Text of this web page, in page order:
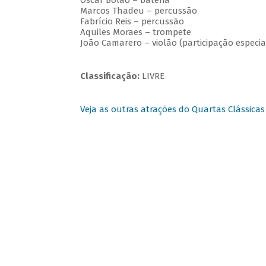
Marcos Thadeu – percussão
Fabrício Reis – percussão
Aquiles Moraes – trompete
João Camarero – violão (participação
Classificação:LIVRE
Veja as outras atrações do Quartas Clássicas